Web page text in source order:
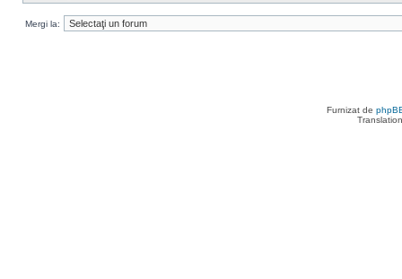
Mergi la:
Furnizat de